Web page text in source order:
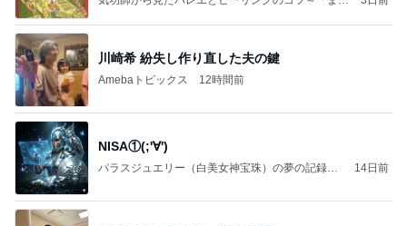
川崎希 紛失し作り直した夫の鍵
Amebaトピックス 12時間前
NISA①(;'∀')
パラスジュエリー（白美女神宝珠）の夢の記録
14日前